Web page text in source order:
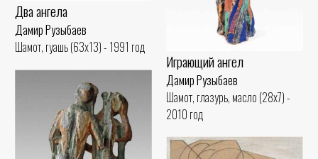
Играющий ангел
Дамир Рузыбаев
Шамот, глазурь, масло (28x7) -
2010 год
Два ангела
Дамир Рузыбаев
Шамот, гуашь (63x13) - 1991 год